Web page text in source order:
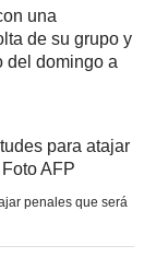
una
de su grupo y
del domingo a
penales que será